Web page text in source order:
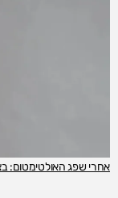
אחרי שפג האולטימטום: